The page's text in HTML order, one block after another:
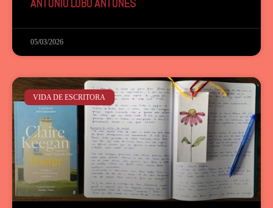
ANTÓNIO LOBO ANTUNES
05/03/2026
VIDA DE ESCRITORA